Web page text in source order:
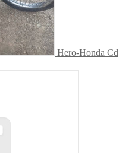
Hero-Honda Cd